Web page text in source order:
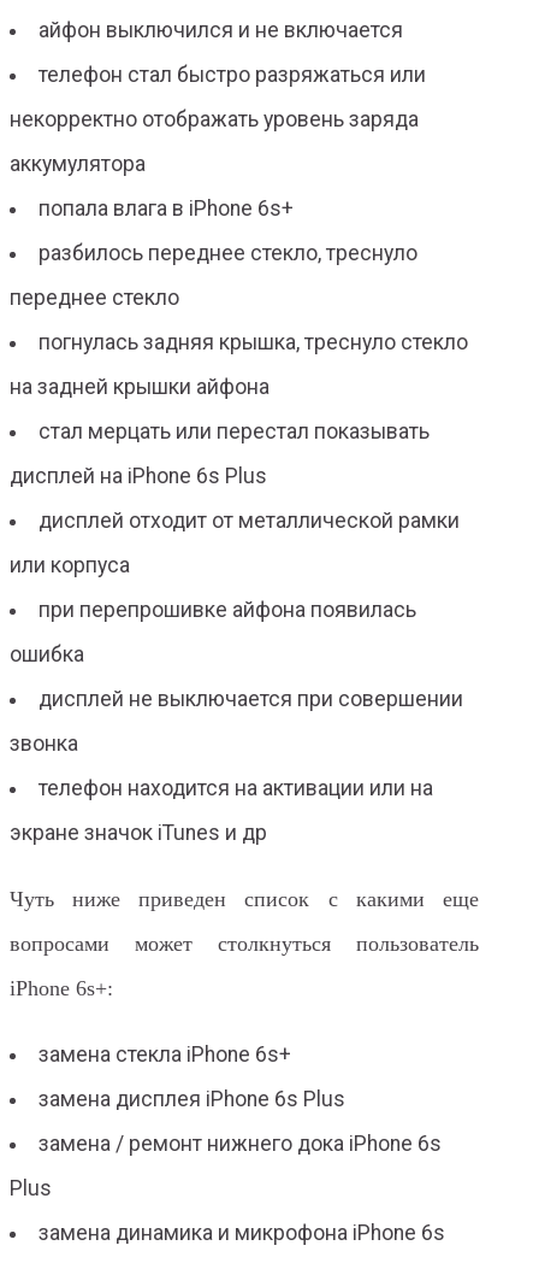
айфон выключился и не включается
телефон стал быстро разряжаться или
некорректно отображать уровень заряда
аккумулятора
попала влага в iPhone 6s+
разбилось переднее стекло, треснуло
переднее стекло
погнулась задняя крышка, треснуло стекло
на задней крышки айфона
стал мерцать или перестал показывать
дисплей на iPhone 6s Plus
дисплей отходит от металлической рамки
или корпуса
при перепрошивке айфона появилась
ошибка
дисплей не выключается при совершении
звонка
телефон находится на активации или на
экране значок iTunes и др
Чуть ниже приведен список с какими еще
вопросами может столкнуться пользователь
iPhone 6s+:
замена стекла iPhone 6s+
замена дисплея iPhone 6s Plus
замена / ремонт нижнего дока iPhone 6s
Plus
замена динамика и микрофона iPhone 6s